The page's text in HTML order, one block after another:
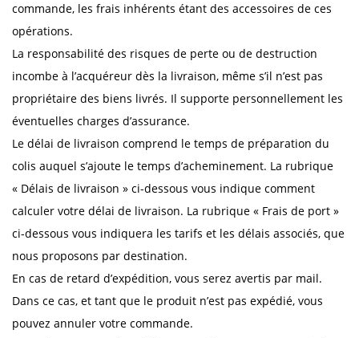
commande, les frais inhérents étant des accessoires de ces
opérations.
La responsabilité des risques de perte ou de destruction
incombe à l’acquéreur dès la livraison, même s’il n’est pas
propriétaire des biens livrés. Il supporte personnellement les
éventuelles charges d’assurance.
Le délai de livraison comprend le temps de préparation du
colis auquel s’ajoute le temps d’acheminement. La rubrique
« Délais de livraison » ci-dessous vous indique comment
calculer votre délai de livraison. La rubrique « Frais de port »
ci-dessous vous indiquera les tarifs et les délais associés, que
nous proposons par destination.
En cas de retard d’expédition, vous serez avertis par mail.
Dans ce cas, et tant que le produit n’est pas expédié, vous
pouvez annuler votre commande.